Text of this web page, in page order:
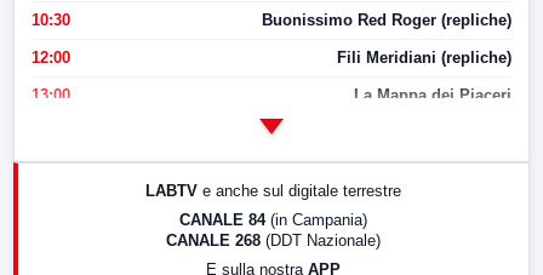
10:30 Buonissimo Red Roger (repliche)
12:00 Fili Meridiani (repliche)
13:00 La Mappa dei Piaceri
LABTV e anche sul digitale terrestre
CANALE 84 (in Campania)
CANALE 268 (DDT Nazionale)
E sulla nostra APP